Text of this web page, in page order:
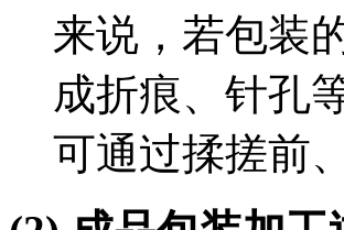
来说，若包装
成折痕、针孔
可通过揉搓前